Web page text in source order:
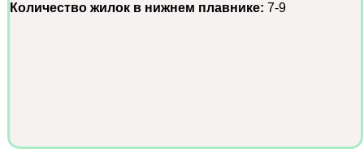
Количество жилок в нижнем плавнике: 7-9